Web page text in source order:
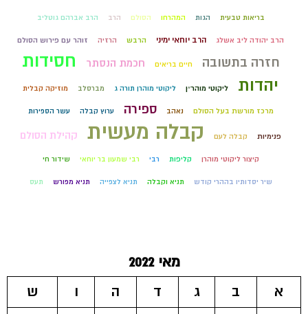
בריאות טבעית הגות המהרחו הסולם הרב הרב אברהם גוטליב
הרב יהודה ליב אשלג הרב יוחאי ימיני הרבש הרזיה זוהר עם פירוש הסולם
חזרה בתשובה חיים בריאים חכמת הנסתר חסידות
יהדות ליקוטי מוהר״ן ליקוטי מוהרן תורה ג מברסלב מוזיקה קבלית
מרכז מורשת בעל הסולם נאהב ספירה ערוץ קבלה עשר הספירות
פנימיות קבלה לעם קבלה מעשית קהילת הסולם
קיצור ליקוטי מוהרן קליפות רבי רבי שמעון בר יוחאי שידור חי
שיר יסדותיו בההרי קודש תניא וקבלה תניא לצפייה תניא מפורש תעס
מאי 2022
א
ב ג ד ה ו
ש